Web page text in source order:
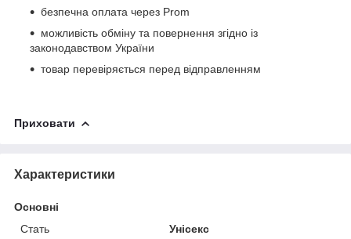
безпечна оплата через Prom
можливість обміну та повернення згідно із
законодавством України
товар перевіряється перед відправленням
Приховати
Характеристики
Основні
Стать
Унісекс